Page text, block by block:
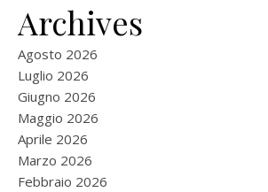
Archives
Agosto 2026
Luglio 2026
Giugno 2026
Maggio 2026
Aprile 2026
Marzo 2026
Febbraio 2026